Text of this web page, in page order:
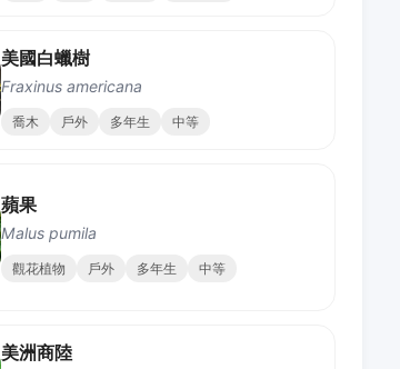
美國白蠟樹
Fraxinus americana
喬木 戶外 多年生 中等
蘋果
Malus pumila
觀花植物 戶外 多年生 中等
美洲商陸